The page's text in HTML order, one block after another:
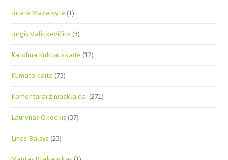
Jūratė Mažeikytė(1)
Jurgis Valiukevičius(3)
Karolina Kukliauskaitė(12)
Klimato kaita(73)
Komentarai žiniasklaidai(271)
Laurynas Okockis(37)
Linas Balsys(23)